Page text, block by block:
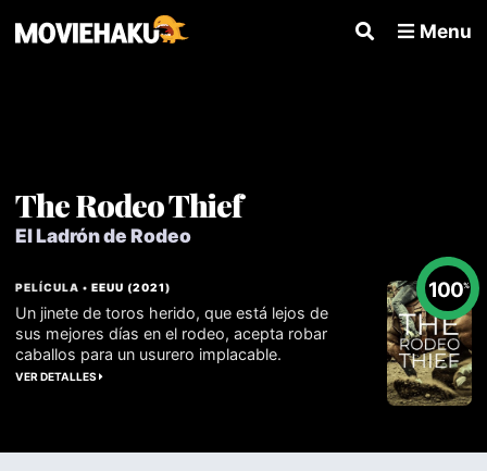
Menu
The Rodeo Thief
El Ladrón de Rodeo
100%
PELÍCULA •EEUU (2021)
Un jinete de toros herido, que está lejos de
sus mejores días en el rodeo, acepta robar
caballos para un usurero implacable.
VER DETALLES